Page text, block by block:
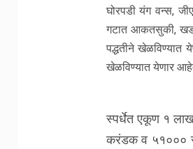
घोरपडी यंग वन्स,
गटात आकतसुकी,
पद्धतीने खेळविण्यात
खेळविण्यात येणार
स्पर्धेत एकूण १ लाख
करंडक व ५१०००